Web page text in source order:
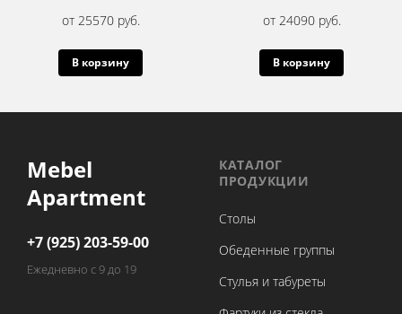
от 25570 руб.
В корзину
от 24090 руб.
В корзину
Mebel
Apartment
+7 (925) 203-59-00
Ежедневно с 9 до 19
КАТАЛОГ
ПРОДУКЦИИ
Столы
Обеденные группы
Стулья и табуреты